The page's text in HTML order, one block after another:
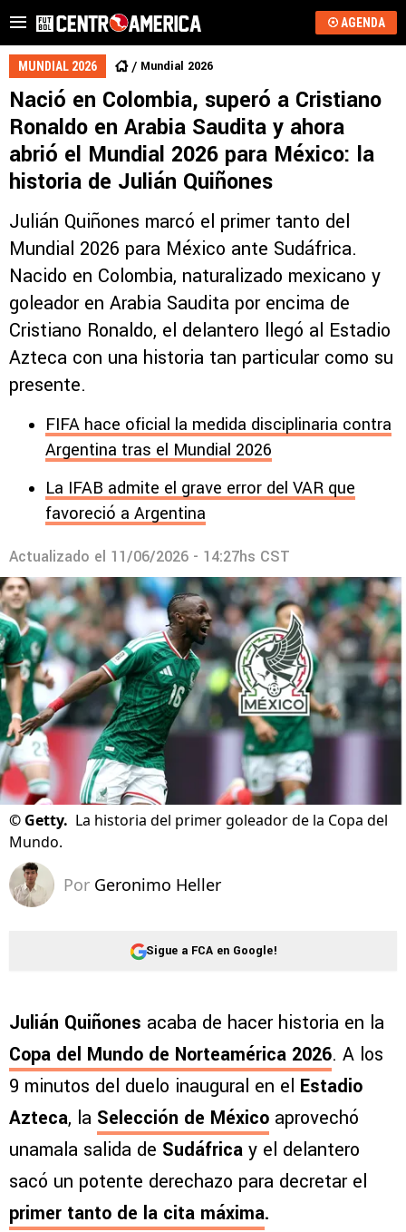
AGENDA
MUNDIAL 2026 Mundial 2026
Nació en Colombia, superó a Cristiano
Ronaldo en Arabia Saudita y ahora
abrió el Mundial 2026 para México: la
historia de Julián Quiñones
Julián Quiñones marcó el primer tanto del
Mundial 2026 para México ante Sudáfrica.
Nacido en Colombia, naturalizado mexicano y
goleador en Arabia Saudita por encima de
Cristiano Ronaldo, el delantero llegó al Estadio
Azteca con una historia tan particular como su
presente.
FIFA hace oficial la medida disciplinaria contra
Argentina tras el Mundial 2026
La IFAB admite el grave error del VAR que
favoreció a Argentina
Actualizado el 11/06/2026 - 14:27hs CST
© Getty. La historia del primer goleador de la Copa del
Mundo.
Por Geronimo Heller
Sigue a FCA en Google!
Julián Quiñones acaba de hacer historia en la
Copa del Mundo de Norteamérica 2026. A los
9 minutos del duelo inaugural en el Estadio
Azteca, la Selección de México aprovechó
unamala salida de Sudáfrica y el delantero
sacó un potente derechazo para decretar el
primer tanto de la cita máxima.